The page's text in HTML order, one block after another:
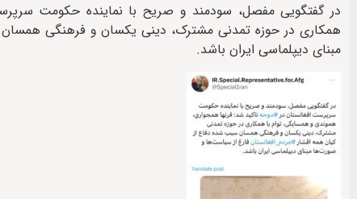
در گفتگویی مفصل، سودمند و صریح با نماینده حکومت
همکاری در حوزه تمدنی مشترک، دینی یکسان و فرهنگی
مبنای دیپلماسی ایران باشد.